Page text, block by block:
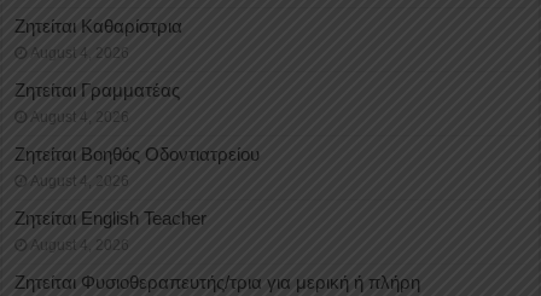
Ζητείται Καθαρίστρια
August 4, 2026
Ζητείται Γραμματέας
August 4, 2026
Ζητείται Βοηθός Οδοντιατρείου
August 4, 2026
Ζητείται English Teacher
August 4, 2026
Ζητείται Φυσιοθεραπευτής/τρια για μερική ή πλήρη